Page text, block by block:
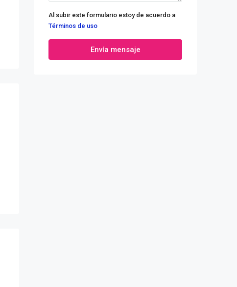
Al subir este formulario estoy de acuerdo a
Términos de uso
Envía mensaje